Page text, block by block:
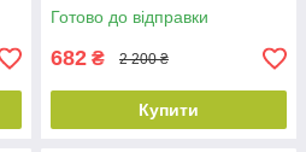
Готово до відправки
682 ₴ 2 200 ₴
Купити